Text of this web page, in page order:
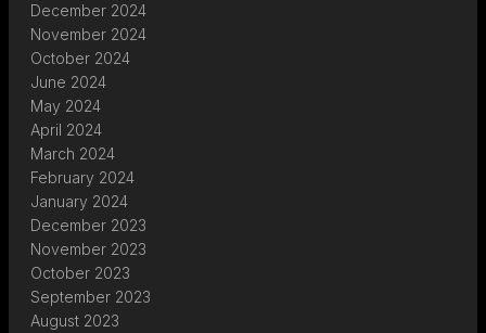
December 2024
November 2024
October 2024
June 2024
May 2024
April 2024
March 2024
February 2024
January 2024
December 2023
November 2023
October 2023
September 2023
August 2023